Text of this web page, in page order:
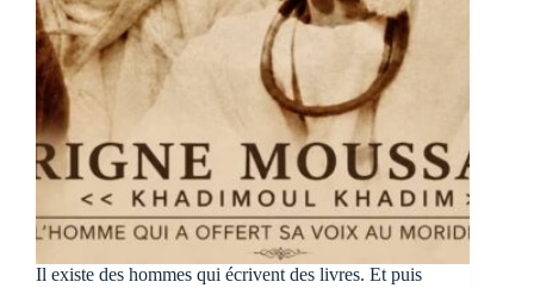
Il existe des hommes qui écrivent des livres. Et puis